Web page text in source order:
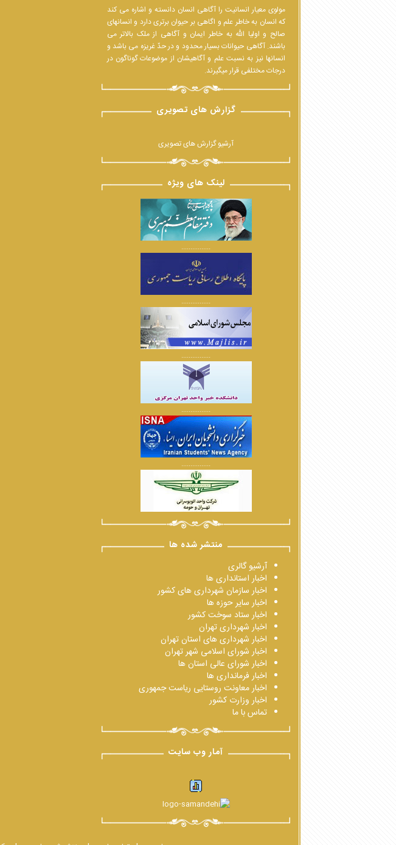
مولوی معیار انسانیت را آگاهی انسان دانسته و اشاره می کند
که انسان به خاطر علم و اگاهی بر حیوان برتری دارد و انسانهای
صالح و اولیا الله به خاطر ایمان و آگاهی از ملک بالاتر می
باشند. آگاهی حیوانات بسیار محدود و در حدّ غریزه می باشد و
انسانها نیز به نسبت علم و آگاهیشان از موضوعات گوناگون در
درجات مختلفی قرار میگیرند.
گزارش های تصویری
آرشیو گزارش های تصویری
لینک های ویژه
................
................
................
................
................
منتشر شده ها
آرشیو گالری
اخبار استانداری ها
اخبار سازمان شهرداری های کشور
اخبار سایر حوزه ها
اخبار ستاد سوخت کشور
اخبار شهرداری تهران
اخبار شهرداری های استان تهران
اخبار شورای اسلامی شهر تهران
اخبار شورای عالی استان ها
اخبار فرمانداری ها
اخبار معاونت روستایی ریاست جمهوری
اخبار وزارت کشور
تماس با ما
آمار وب سایت